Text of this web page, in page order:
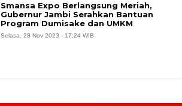
Smansa Expo Berlangsung Meriah,
Gubernur Jambi Serahkan Bantuan
Program Dumisake dan UMKM
Selasa, 28 Nov 2023 - 17:24 WIB